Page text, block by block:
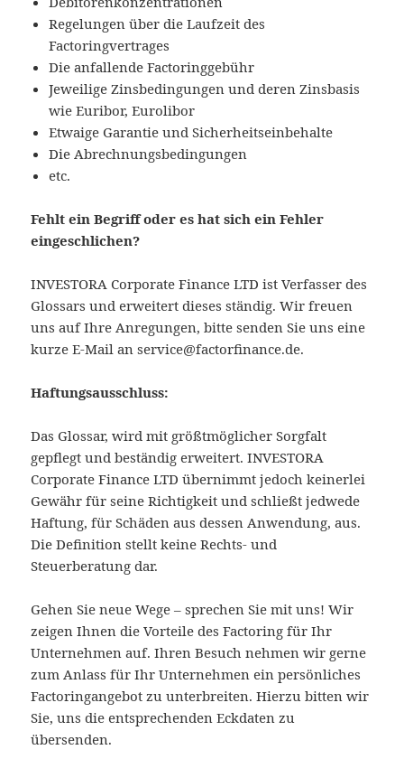
Regelungen über die Laufzeit des
Factoringvertrages
Die anfallende Factoringgebühr
Jeweilige Zinsbedingungen und deren Zinsbasis
wie Euribor, Eurolibor
Etwaige Garantie und Sicherheitseinbehalte
Die Abrechnungsbedingungen
etc.
Fehlt ein Begriff oder es hat sich ein Fehler
eingeschlichen?
INVESTORA Corporate Finance LTD ist Verfasser des
Glossars und erweitert dieses ständig. Wir freuen
uns auf Ihre Anregungen, bitte senden Sie uns eine
kurze E-Mail an service@factorfinance.de.
Haftungsausschluss:
Das Glossar, wird mit größtmöglicher Sorgfalt
gepflegt und beständig erweitert. INVESTORA
Corporate Finance LTD übernimmt jedoch keinerlei
Gewähr für seine Richtigkeit und schließt jedwede
Haftung, für Schäden aus dessen Anwendung, aus.
Die Definition stellt keine Rechts- und
Steuerberatung dar.
Gehen Sie neue Wege – sprechen Sie mit uns! Wir
zeigen Ihnen die Vorteile des Factoring für Ihr
Unternehmen auf. Ihren Besuch nehmen wir gerne
zum Anlass für Ihr Unternehmen ein persönliches
Factoringangebot zu unterbreiten. Hierzu bitten wir
Sie, uns die entsprechenden Eckdaten zu
übersenden.